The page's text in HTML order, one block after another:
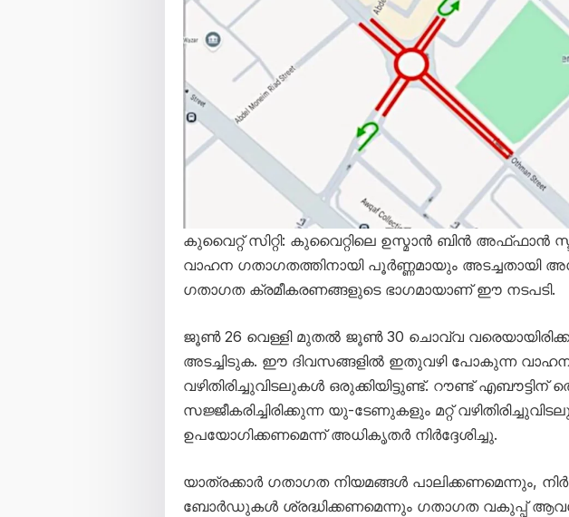
കുവൈറ്റ് സിറ്റി: കുവൈറ്റിലെ ഉസ്മാൻ ബിൻ അഫ്ഫാൻ
വാഹന ഗതാഗതത്തിനായി പൂർണ്ണമായും അടച്ചതായി
ഗതാഗത ക്രമീകരണങ്ങളുടെ ഭാഗമായാണ് ഈ നടപടി.
ജൂൺ 26 വെള്ളി മുതൽ ജൂൺ 30 ചൊവ്വ
അടച്ചിടുക. ഈ ദിവസങ്ങളിൽ ഇതുവഴി പോകുന്ന
വഴിതിരിച്ചുവിടലുകൾ ഒരുക്കിയിട്ടുണ്ട്. റൗണ്ട് എബൗട്ടിന്
സജ്ജീകരിച്ചിരിക്കുന്ന യു-ടേണുകളും മറ്റ്
ഉപയോഗിക്കണമെന്ന് അധികൃതർ നിർദ്ദേശിച്ചു.
യാത്രക്കാർ ഗതാഗത നിയമങ്ങൾ പാലിക്കണമെന്നും,
ബോർഡുകൾ ശ്രദ്ധിക്കണമെന്നും ഗതാഗത വകുപ്പ്